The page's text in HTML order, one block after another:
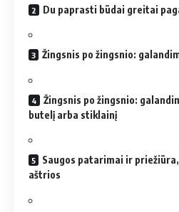
Du paprasti būdai greitai
Žingsnis po žingsnio:
Žingsnis po žingsnio:
butelį arba stiklainį
Saugos patarimai ir
aštrios